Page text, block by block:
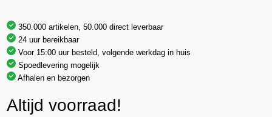
350.000 artikelen, 50.000 direct leverbaar
24 uur bereikbaar
Voor 15:00 uur besteld, volgende werkdag in huis
Spoedlevering mogelijk
Afhalen en bezorgen
Altijd voorraad!